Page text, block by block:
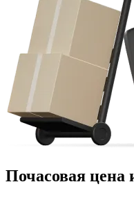
Почасовая цена